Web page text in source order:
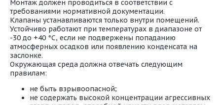
Монтаж должен проводиться в соответствии с
требованиями нормативной документации.
Клапаны устанавливаются только внутри помещений.
Устойчиво работают при температурах в диапазоне от
-30 до +40 °С, если не подвержены попаданию
атмосферных осадков или появлению конденсата на
заслонке.
Окружающая среда должна отвечать следующим
правилам:
не быть взрывоопасной;
не содержать высокой концентрации агрессивных